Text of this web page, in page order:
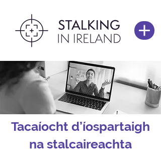
Tacaíocht d’íospartaigh
na stalcaireachta